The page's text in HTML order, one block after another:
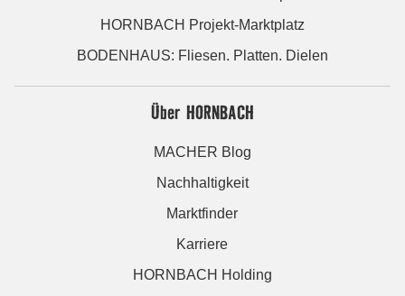
HORNBACH Projekt-Marktplatz
BODENHAUS: Fliesen. Platten. Dielen
Über HORNBACH
MACHER Blog
Nachhaltigkeit
Marktfinder
Karriere
HORNBACH Holding